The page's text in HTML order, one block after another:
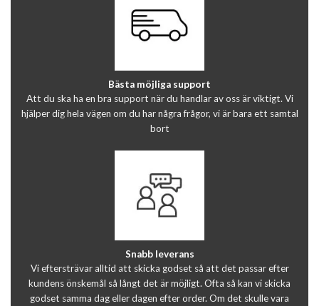
Bästa möjliga support
Att du ska ha en bra support när du handlar av oss är viktigt. Vi
hjälper dig hela vägen om du har några frågor, vi är bara ett samtal
bort
Snabb leverans
Vi eftersträvar alltid att skicka godset så att det passar efter
kundens önskemål så långt det är möjligt. Ofta så kan vi skicka
godset samma dag eller dagen efter order. Om det skulle vara